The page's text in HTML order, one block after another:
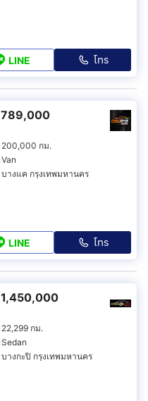
LINE โทร
789,000
200,000 กม.
Van
บางแค กรุงเทพมหานคร
LINE โทร
1,450,000
22,299 กม.
Sedan
บางกะปิ กรุงเทพมหานคร